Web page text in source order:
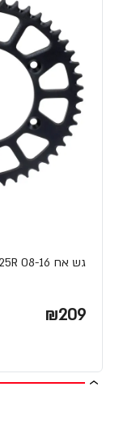
גש אח YA YZF-125R 08-16
₪209